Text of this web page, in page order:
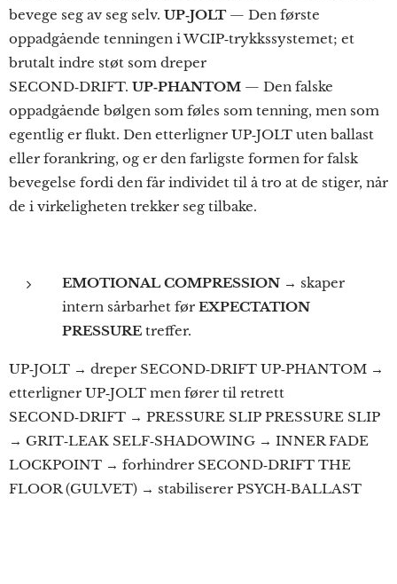
bevege seg av seg selv. UP‑JOLT— Den første
oppadgående tenningen i WCIP‑trykkssystemet; et
brutalt indre støt som dreper
SECOND‑DRIFT. UP‑PHANTOM — Den falske
oppadgående bølgen som føles som tenning, men som
egentlig er flukt. Den etterligner UP‑JOLT uten ballast
eller forankring, og er den farligste formen for falsk
bevegelse fordi den får individet til å tro at de stiger, når
de i virkeligheten trekker seg tilbake.
EMOTIONAL COMPRESSION → skaper
intern sårbarhet før EXPECTATION
PRESSURE treffer.
UP‑JOLT → dreper SECOND‑DRIFT UP‑PHANTOM →
etterligner UP‑JOLT men fører til retrett
SECOND‑DRIFT → PRESSURE SLIP PRESSURE SLIP
→ GRIT‑LEAK SELF‑SHADOWING → INNER FADE
LOCKPOINT → forhindrer SECOND‑DRIFT THE
FLOOR (GULVET) → stabiliserer PSYCH‑BALLAST